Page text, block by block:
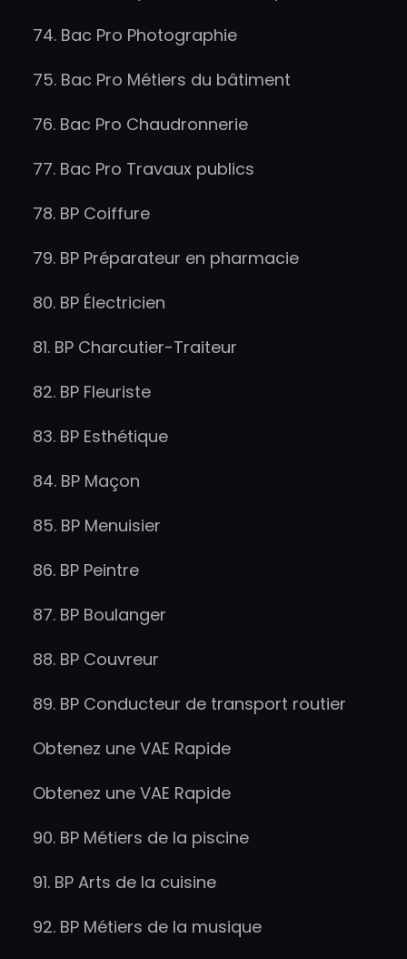
74. Bac Pro Photographie
75. Bac Pro Métiers du bâtiment
76. Bac Pro Chaudronnerie
77. Bac Pro Travaux publics
78. BP Coiffure
79. BP Préparateur en pharmacie
80. BP Électricien
81. BP Charcutier-Traiteur
82. BP Fleuriste
83. BP Esthétique
84. BP Maçon
85. BP Menuisier
86. BP Peintre
87. BP Boulanger
88. BP Couvreur
89. BP Conducteur de transport routier
Obtenez une VAE Rapide
Obtenez une VAE Rapide
90. BP Métiers de la piscine
91. BP Arts de la cuisine
92. BP Métiers de la musique